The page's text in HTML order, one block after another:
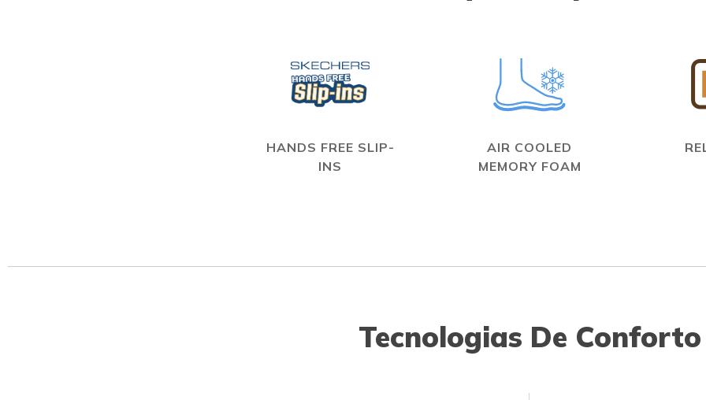
HANDS FREE SLIP-
INS
AIR COOLED
MEMORY FOAM
Tecnologias De Conforto